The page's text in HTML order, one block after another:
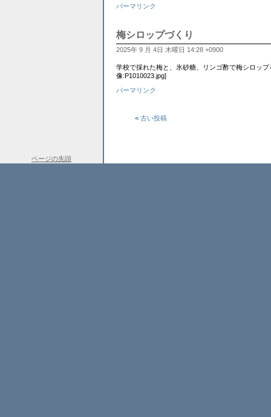
パーマリンク
梅シロップづくり
2025年 9 月 4日 木曜日 14:28 +0900
学校で採れた梅と、氷砂糖、リンゴ酢で梅シロッ
像:P1010023.jpg]
パーマリンク
< 古い投稿
ページの先頭